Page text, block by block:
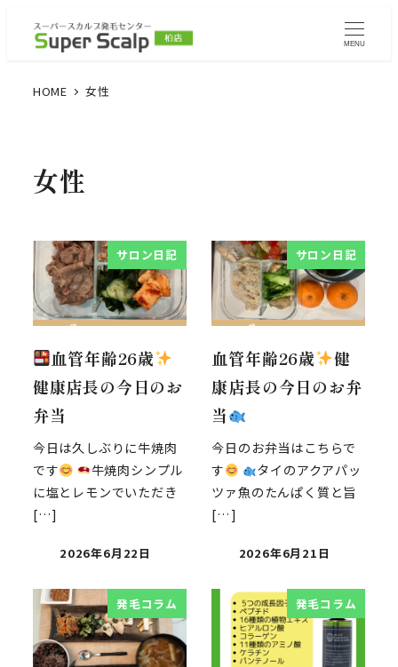
MENU
HOME 女性
女性
サロン日記
血管年齢26歳
健康店長の今日のお
弁当
今日は久しぶりに牛焼肉
です
牛焼肉シンプル
に塩とレモンでいただき
[…]
2026年6月22日
サロン日記
血管年齢26歳
健
康店長の今日のお弁
当
今日のお弁当はこちらで
す
タイのアクアパッ
ツァ魚のたんぱく質と旨
[…]
2026年6月21日
発毛コラム 発毛コラム